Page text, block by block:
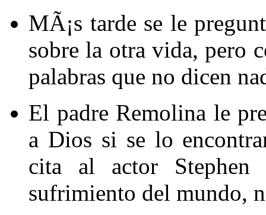
MÃ¡s tarde se le
sobre la otra vida, pero
palabras que no dicen
El padre Remolina le
a Dios si se lo
cita al actor
sufrimiento del mundo,